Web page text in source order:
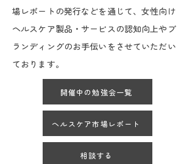
場レポートの発行などを通じて、女性向け
ヘルスケア製品・サービスの認知向上やブ
ランディングのお手伝いをさせていただい
ております。
開催中の勉強会一覧
ヘルスケア市場レポート
相談する